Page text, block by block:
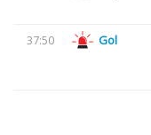
37:50 Gol